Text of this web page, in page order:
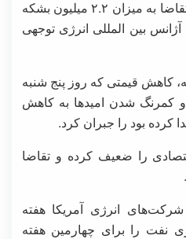
تاثیر پیش بینی اوپک از رشد تقاضا به میزان ۲.۲ میلیون بشکه
بین المللی انرژی توجهی
کاهش قیمتی که روز پنج شنبه
و کمرنگ شدن امیدها به کاهش
کرده بود را جبران کرد.
را ضعیف کرده و تقاضا
انرژی آمریکا هفته
نفت را برای چهارمین هفته